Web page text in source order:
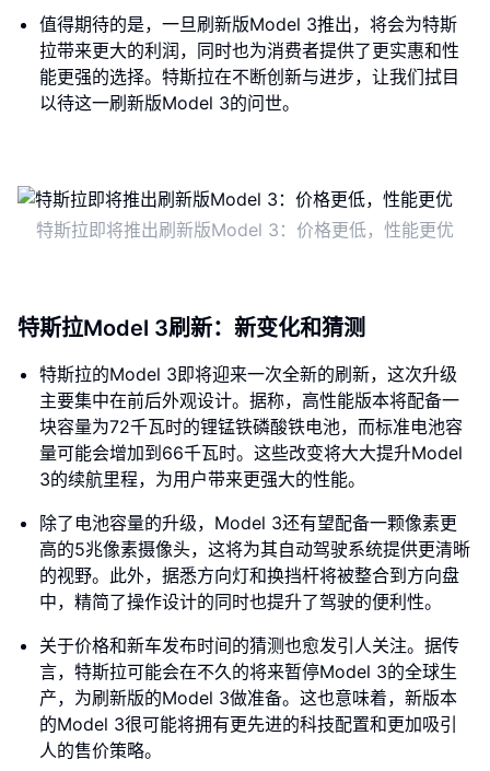
值得期待的是，一旦刷新版Model 3推出，将会为特斯
拉带来更大的利润，同时也为消费者提供了更实惠和性
能更强的选择。特斯拉在不断创新与进步，让我们拭目
以待这一刷新版Model 3的问世。
特斯拉即将推出刷新版Model 3：价格更低，性能更优
特斯拉Model 3刷新：新变化和猜测
特斯拉的Model 3即将迎来一次全新的刷新，这次升级
主要集中在前后外观设计。据称，高性能版本将配备一
块容量为72千瓦时的锂锰铁磷酸铁电池，而标准电池容
量可能会增加到66千瓦时。这些改变将大大提升Model
3的续航里程，为用户带来更强大的性能。
除了电池容量的升级，Model 3还有望配备一颗像素更
高的5兆像素摄像头，这将为其自动驾驶系统提供更清晰
的视野。此外，据悉方向灯和换挡杆将被整合到方向盘
中，精简了操作设计的同时也提升了驾驶的便利性。
关于价格和新车发布时间的猜测也愈发引人关注。据传
言，特斯拉可能会在不久的将来暂停Model 3的全球生
产，为刷新版的Model 3做准备。这也意味着，新版本
的Model 3很可能将拥有更先进的科技配置和更加吸引
人的售价策略。